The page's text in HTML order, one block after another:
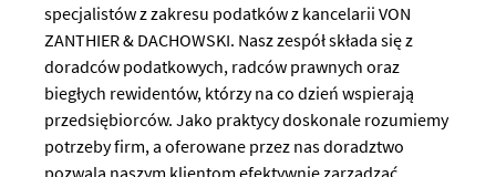
specjalistów z zakresu podatków z kancelarii VON
ZANTHIER & DACHOWSKI. Nasz zespół składa się z
doradców podatkowych, radców prawnych oraz
biegłych rewidentów, którzy na co dzień wspierają
przedsiębiorców. Jako praktycy doskonale rozumiemy
potrzeby firm, a oferowane przez nas doradztwo
pozwala naszym klientom efektywnie zarządzać